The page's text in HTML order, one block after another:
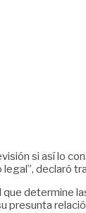
si así lo
declaró
determine
presunta